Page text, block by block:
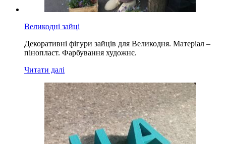
Великодні зайці
Декоративні фігури зайців для Великодня. Матеріал –
пінопласт. Фарбування художнє.
Читати далі